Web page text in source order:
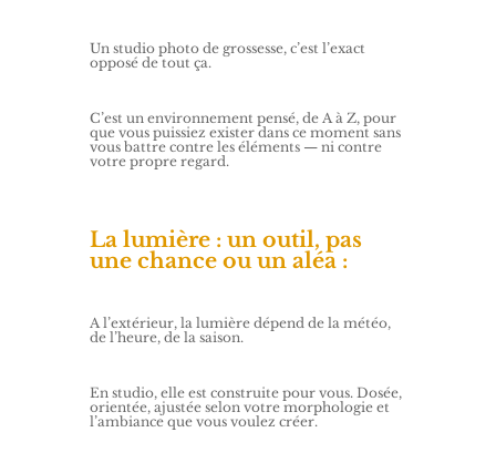
Un studio photo de grossesse, c’est l’exact
opposé de tout ça.
C’est un environnement pensé, de A à Z, pour
que vous puissiez exister dans ce moment sans
vous battre contre les éléments — ni contre
votre propre regard.
La lumière : un outil, pas
une chance ou un aléa :
A l’extérieur, la lumière dépend de la météo,
de l’heure, de la saison.
En studio, elle est construite pour vous. Dosée,
orientée, ajustée selon votre morphologie et
l’ambiance que vous voulez créer.